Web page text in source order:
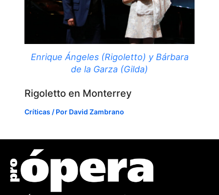
Enrique Ángeles (Rigoletto) y Bárbara
de la Garza (Gilda)
Rigoletto en Monterrey
Críticas / Por David Zambrano